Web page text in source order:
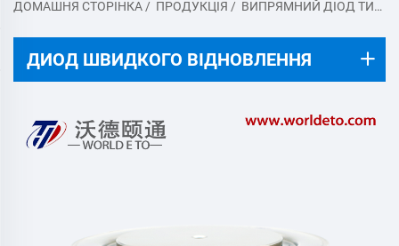
ДОМАШНЯ СТОРІНКА / ПРОДУКЦІЯ / ВИПРЯМНИЙ ДІОД ТИПУ КАПСУЛА
ДИОД ШВИДКОГО ВІДНОВЛЕННЯ